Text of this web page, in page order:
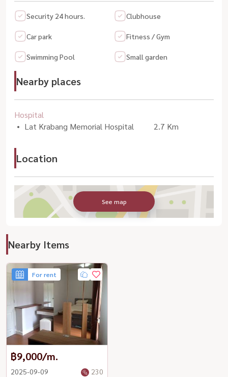
Security 24 hours. Clubhouse
Car park Fitness / Gym
Swimming Pool Small garden
Nearby places
Hospital
Lat Krabang Memorial Hospital
2.7 Km
Location
See map
Nearby Items
For rent
฿9,000/m.
2025-09-09 230